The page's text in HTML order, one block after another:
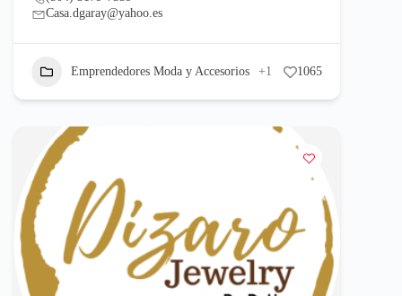
Casa.dgaray@yahoo.es
Emprendedores Moda y Accesorios +1 1065